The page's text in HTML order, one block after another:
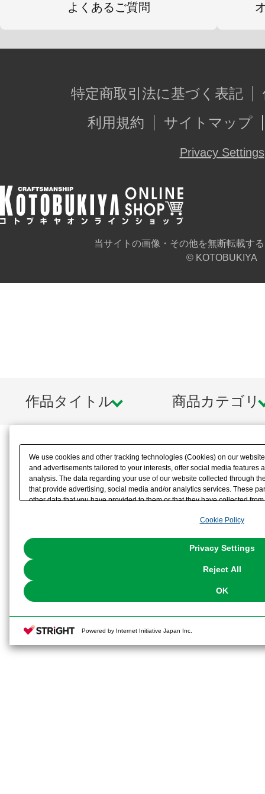
よくあるご質問
特定商取引法に基づく表記
利用規約
サイトマップ
Privacy Settings
当サイトの画像・その他を無断転載す
© KOTOBUKIYA
作品タイトル 商品カテゴリ
We use cookies and other tracking technologies (Cookies) on our
and advertisements tailored to your interests, offer social media features
analysis. The data regarding your use of our website collected through
that provide advertising, social media and/or analytics services. These
other data that you have provided to them or that they have collected
the use of all Cookies except for Strictly Necessary Cookies, please
You can change your consent or rejection settings at any time via
Cookie Policy
Privacy Settings
Reject All
OK
Powered by Internet Initiative Japan Inc.